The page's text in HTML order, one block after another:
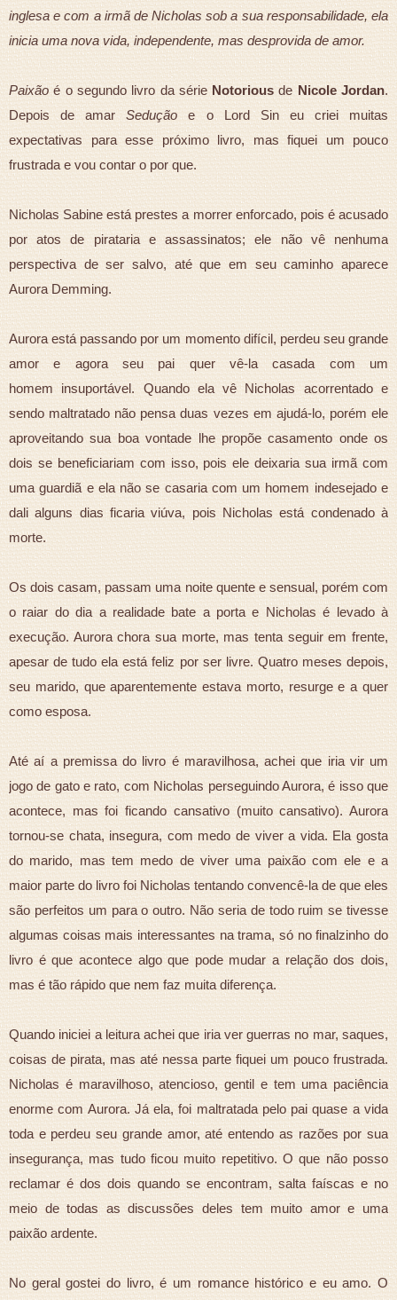
inglesa e com a irmã de Nicholas sob a sua responsabilidade, ela
inicia uma nova vida, independente, mas desprovida de amor.
Paixãoé o segundo livro da série Notorious deNicole Jordan.
Depois de amarSedução e o Lord Sin eu criei muitas
expectativas para esse próximo livro, mas fiquei um pouco
frustrada e vou contar o por que.
Nicholas Sabine está prestes a morrer enforcado, pois é acusado
por atos de pirataria e assassinatos; ele não vê nenhuma
perspectiva de ser salvo, até que em seu caminho aparece
Aurora Demming.
Aurora está passando por um momento difícil, perdeu seu grande
amor e agora seu pai quer vê-la casada com um
homem insuportável. Quando ela vê Nicholas acorrentado e
sendo maltratado não pensa duas vezes em ajudá-lo, porém ele
aproveitando sua boa vontade lhe propõe casamento onde os
dois se beneficiariam com isso, pois ele deixaria sua irmã com
uma guardiã e ela não se casaria com um homem indesejado e
dali alguns dias ficaria viúva, pois Nicholas está condenado à
morte.
Os dois casam, passam uma noite quente e sensual, porém com
o raiar do dia a realidade bate a porta e Nicholas é levado à
execução. Aurora chora sua morte, mas tenta seguir em frente,
apesar de tudo ela está feliz por ser livre. Quatro meses depois,
seu marido, que aparentemente estava morto, resurge e a quer
como esposa.
Até aí a premissa do livro é maravilhosa, achei que iria vir um
jogo de gato e rato, com Nicholas perseguindo Aurora, é isso que
acontece, mas foi ficando cansativo (muito cansativo). Aurora
tornou-se chata, insegura, com medo de viver a vida. Ela gosta
do marido, mas tem medo de viver uma paixão com ele e a
maior parte do livro foi Nicholas tentando convencê-la de que eles
são perfeitos um para o outro. Não seria de todo ruim se tivesse
algumas coisas mais interessantes na trama, só no finalzinho do
livro é que acontece algo que pode mudar a relação dos dois,
mas é tão rápido que nem faz muita diferença.
Quando iniciei a leitura achei que iria ver guerras no mar, saques,
coisas de pirata, mas até nessa parte fiquei um pouco frustrada.
Nicholas é maravilhoso, atencioso, gentil e tem uma paciência
enorme com Aurora. Já ela, foi maltratada pelo pai quase a vida
toda e perdeu seu grande amor, até entendo as razões por sua
insegurança, mas tudo ficou muito repetitivo. O que não posso
reclamar é dos dois quando se encontram, salta faíscas e no
meio de todas as discussões deles tem muito amor e uma
paixão ardente.
No geral gostei do livro, é um romance histórico e eu amo. O